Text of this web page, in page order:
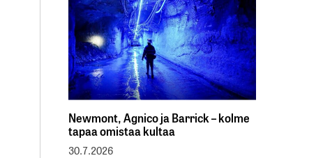
Newmont, Agnico ja Barrick – kolme
tapaa omistaa kultaa
30.7.2026